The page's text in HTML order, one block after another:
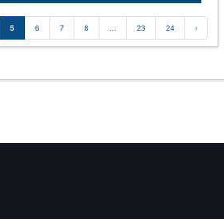
5 6 7 8 ... 23 24 ›